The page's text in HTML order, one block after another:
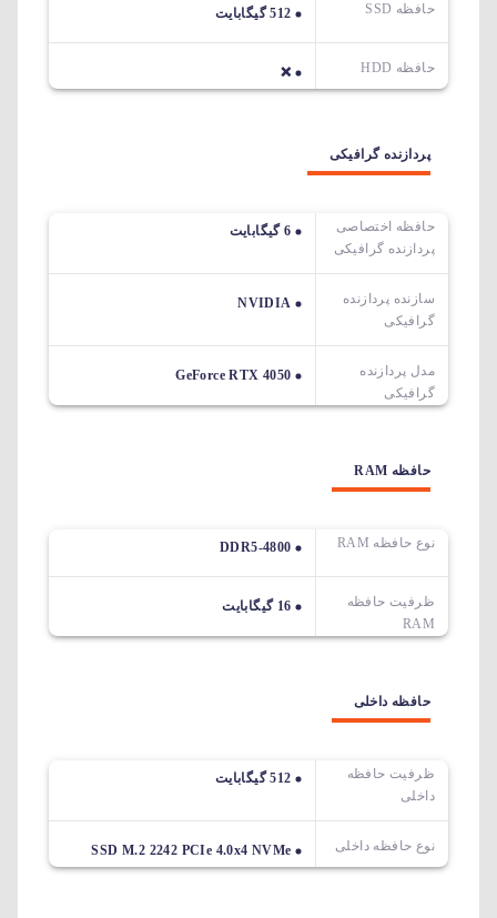
حافظه SSD 512 گیگابایت
حافظه HDD ❌
پردازنده گرافیکی
حافظه اختصاصی
پردازنده گرافیکی
6 گیگابایت
سازنده پردازنده
گرافیکی
NVIDIA
مدل پردازنده
گرافیکی
GeForce RTX 4050
حافظه RAM
نوع حافظه RAM DDR5-4800
ظرفیت حافظه
RAM
16 گیگابایت
حافظه داخلی
ظرفیت حافظه
داخلی
512 گیگابایت
نوع حافظه داخلی SSD M.2 2242 PCIe 4.0x4 NVMe